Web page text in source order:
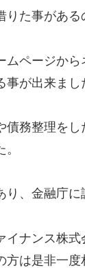
りた事がある
ムページか
が出来まし
債務整理を
り、金融庁に
イナンス株
方は是非一度